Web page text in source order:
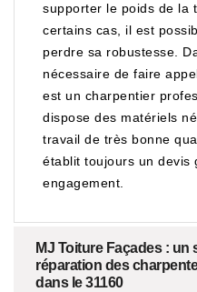
supporter le poids de la
certains cas, il est
perdre sa robustesse.
nécessaire de faire
est un charpentier
dispose des matériels
travail de très bonne
établit toujours un devis
engagement.
MJ Toiture Façades : un
réparation des
dans le 31160